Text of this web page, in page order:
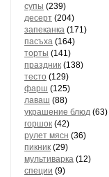
супы (239)
десерт (204)
запеканка (171)
пасъха (164)
торты (141)
праздник (138)
тесто (129)
фарш (125)
лаваш (88)
украшение блюд (63)
горшок (42)
рулет мясн (36)
пикник (29)
мультиварка (12)
специи (9)